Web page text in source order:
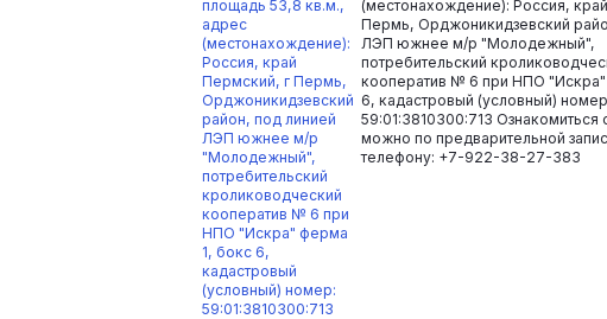
площадь 53,8 кв.м.,
адрес
(местонахождение):
Россия, край
Пермский, г Пермь,
Орджоникидзевский
район, под линией
ЛЭП южнее м/р
"Молодежный",
потребительский
кролиководческий
кооператив № 6 при
НПО "Искра" ферма
1, бокс 6,
кадастровый
(условный) номер:
59:01:3810300:713
(местонахождение): Россия,
Пермь, Орджоникидзевский
ЛЭП южнее м/р "Молодежный",
потребительский
кооператив № 6 при НПО
6, кадастровый (условный)
59:01:3810300:713 Ознакомиться
можно по предварительной
телефону: +7-922-38-27-383